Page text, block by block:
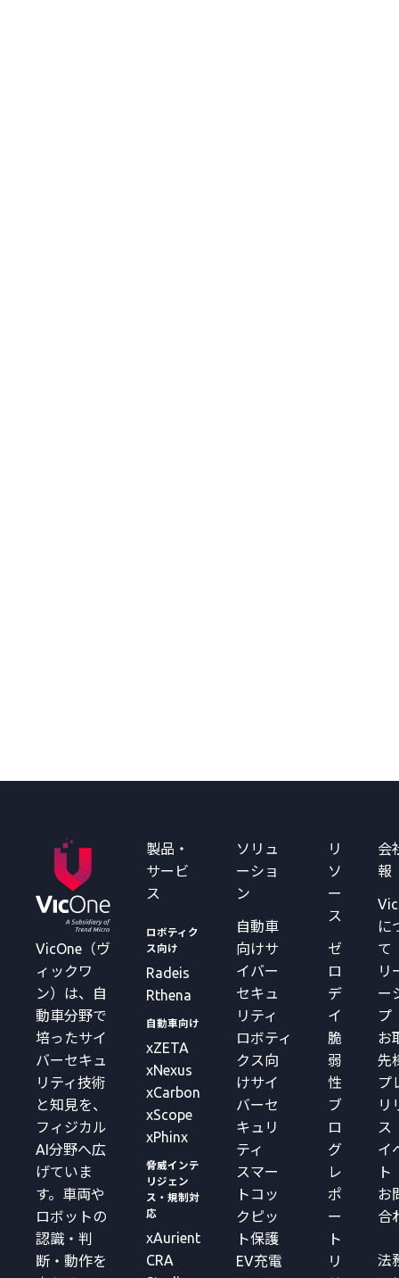
VicOne（ヴ
ィックワ
ン）は、自
動車分野で
培ったサイ
バーセキュ
リティ技術
と知見を、
フィジカル
AI分野へ広
げていま
す。車両や
ロボットの
認識・判
断・動作を
製品・
サービ
ス
ロボティク
ス向け
Radeis
Rthena
自動車向け
xZETA
xNexus
xCarbon
xScope
xPhinx
脅威インテ
リジェン
ス・規制対
応
xAurient
CRA
ソリュ
ーショ
ン
自動車
向けサ
イバー
セキュ
リティ
ロボティ
クス向
けサイ
バーセ
キュリ
ティ
スマー
トコッ
クピッ
ト保護
EV充電
リ
ソ
ー
ス
ゼ
ロ
デ
イ
脆
弱
性
ブ
ロ
グ
レ
ポ
ー
ト
リ
会
報
に
て
リ
ー
プ
お
先
プ
リ
ス
イ
ト
お
合
法